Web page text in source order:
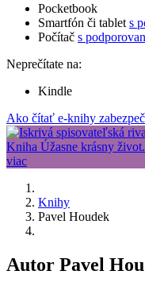
Pocketbook
Smartfón či tablet s
Počítač s
Neprečítate na:
Kindle
Ako čítať e-knihy
Knihy
Pavel Houdek
Autor Pavel